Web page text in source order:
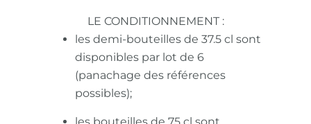
LE CONDITIONNEMENT :
les demi-bouteilles de 37.5 cl sont
disponibles par lot de 6
(panachage des références
possibles);